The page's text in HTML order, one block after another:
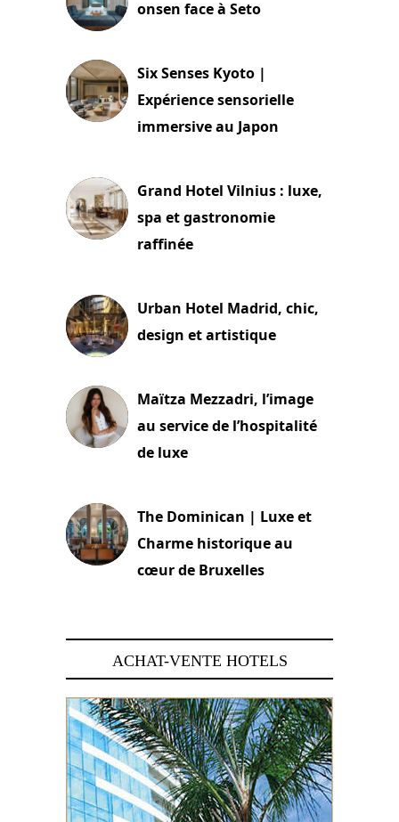
onsen face à Seto
Six Senses Kyoto |
Expérience sensorielle
immersive au Japon
Grand Hotel Vilnius : luxe,
spa et gastronomie
raffinée
Urban Hotel Madrid, chic,
design et artistique
Maïtza Mezzadri, l’image
au service de l’hospitalité
de luxe
The Dominican | Luxe et
Charme historique au
cœur de Bruxelles
ACHAT-VENTE HOTELS